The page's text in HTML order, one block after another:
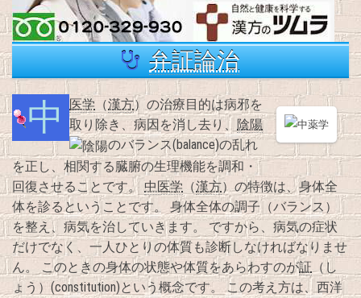
弁証論治
中医学 （漢方）の治療目的は病邪を
取り除き、病因を消し去り、 陰陽
のバランス(balance)の乱れ
を正し、相関する臓腑の生理機能を調和・
回復させることです。 中医学 （漢方）の特徴は、身体全
体を診るということです。 身体全体の調子（バランス）
を整え、病気を治していきます。 ですから、病気の症状
だけでなく、一人ひとりの体質も診断しなければなりませ
ん。 このときの身体の状態や体質をあらわすのが証 （し
ょう）(constitution)という概念です。 この考え方は、西洋